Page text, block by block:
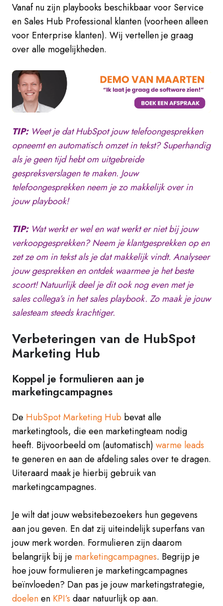
Vanaf nu zijn playbooks beschikbaar voor Service
en Sales Hub Professional klanten (voorheen alleen
voor Enterprise klanten). Wij vertellen je graag
over alle mogelijkheden.
TIP:Weet je dat HubSpot jouw telefoongesprekken
opneemt en automatisch omzet in tekst? Superhandig
als je geen tijd hebt om uitgebreide
gespreksverslagen te maken. Jouw
telefoongesprekken neem je zo makkelijk over in
jouw playbook!
TIP:Wat werkt er wel en wat werkt er niet bij jouw
verkoopgesprekken? Neem je klantgesprekken op en
zet ze om in tekst als je dat makkelijk vindt. Analyseer
jouw gesprekken en ontdek waarmee je het beste
scoort! Natuurlijk deel je dit ook nog even met je
sales collega’s in het sales playbook. Zo maak je jouw
salesteam steeds krachtiger.
Verbeteringen van de HubSpot
Marketing Hub
Koppel je formulieren aan je
marketingcampagnes
De HubSpot Marketing Hub bevat alle
marketingtools, die een marketingteam nodig
heeft. Bijvoorbeeld om (automatisch) warme leads
te generen en aan de afdeling sales over te dragen.
Uiteraard maak je hierbij gebruik van
marketingcampagnes.
Je wilt dat jouw websitebezoekers hun gegevens
aan jou geven. En dat zij uiteindelijk superfans van
jouw merk worden. Formulieren zijn daarom
belangrijk bij je marketingcampagnes. Begrijp je
hoe jouw formulieren je marketingcampagnes
beïnvloeden? Dan pas je jouw marketingstrategie,
doelenen KPI’s daar natuurlijk op aan.